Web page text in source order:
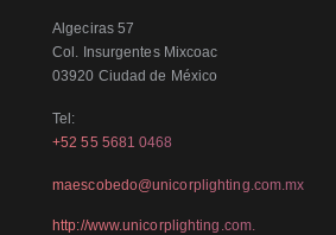
Algeciras 57
Col. Insurgentes Mixcoac
03920 Ciudad de México
Tel:
+52 55 5681 0468
maescobedo@unicorplighting.com.mx
http://www.unicorplighting.com.